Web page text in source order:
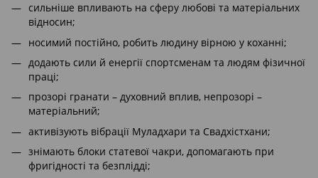
сильніше впливають на сферу любові та матеріальних
відносин;
носимий постійно, робить людину вірною у коханні;
додають сили й енергії спортсменам та людям фізичної
праці;
прозорі гранати – духовний вплив, непрозорі –
матеріальний;
активізують вібрації Муладхари та Свадхістхани;
знімають блоки статевої чакри, допомагають при
фригідності та безплідді;